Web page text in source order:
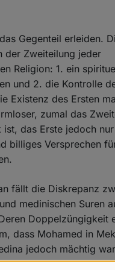
Gegenteil erleiden.
der Zweiteilung jeder
Religion: 1. ein
und 2. die Kontrolle
Existenz des Ersten
zumal das
ist, das Erste jedoch nur
billiges Versprechen
fällt die Diskrepanz
medinischen Suren
Doppelzüngigkeit
dass Mohamed in
jedoch mächtig
im Koran, weil sich